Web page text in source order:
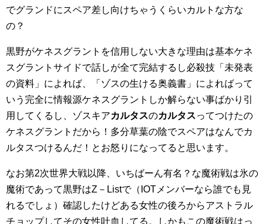
でグランドにスペア差し向けちゃうくらいカルトな方な
の？
黒野がケネスグラントを信用しない大きな理由は基本ケネ
スグラントサイドで話しが全て完結するし必殺技「未発表
の資料」によれば、「ゾスの生ける奥義書」によればって
いう完全に情報源ケネスグラントしか解らない事ばかり引
用してくるし、ゾスキアカルタスのカルタスってつけたの
ケネスグラントだから！多分草葉の陰でスペアはなんでカ
ルタスつけるんだ！とお怒りになってると思います。
なお第2次世界大戦以降、いちばーん有名？な魔術戦は氷の
魔術であって黒野はZ－Listで（IOTメンバーなら誰でも見
れるでしょ）確認したけどある女性の後ろからアストラル
チョップしてその女性吐血してる。しかもこの魔術戦はっ